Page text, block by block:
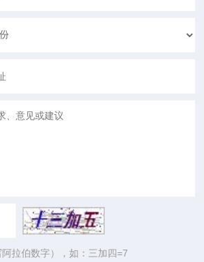
拉伯数字），如：三加四=7